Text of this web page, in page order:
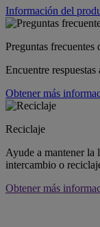
Información del
Preguntas frecuentes
Encuentre
Obtener más
Reciclaje
Ayude a mantener la
intercambio o
Obtener más